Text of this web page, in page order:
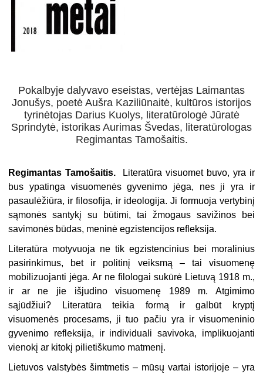
Pokalbyje dalyvavo eseistas, vertėjas Laimantas
Jonušys, poetė Aušra Kaziliūnaitė, kultūros istorijos
tyrinėtojas Darius Kuolys, literatūrologė Jūratė
Sprindytė, istorikas Aurimas Švedas, literatūrologas
Regimantas Tamošaitis.
Regimantas Tamošaitis.
Literatūra visuomet buvo, yra ir
bus ypatinga visuomenės gyvenimo jėga, nes ji yra ir
pasaulėžiūra, ir filosofija, ir ideologija. Ji formuoja vertybinį
sąmonės santykį su būtimi, tai žmogaus savižinos bei
savimonės būdas, meninė egzistencijos refleksija.
Literatūra motyvuoja ne tik egzistencinius bei moralinius
pasirinkimus, bet ir politinį veiksmą – tai visuomenę
mobilizuojanti jėga. Ar ne filologai sukūrė Lietuvą 1918 m.,
ir ar ne jie išjudino visuomenę 1989 m. Atgimimo
sąjūdžiui? Literatūra teikia formą ir galbūt kryptį
visuomenės procesams, ji tuo pačiu yra ir visuomeninio
gyvenimo refleksija, ir individuali savivoka, implikuojanti
vienokį ar kitokį pilietiškumo matmenį.
Lietuvos valstybės šimtmetis – mūsų vartai istorijoje – yra